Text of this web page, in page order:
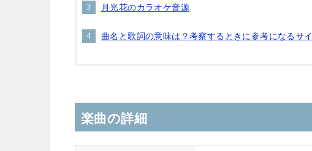
月光花のカラオケ音源
曲名と歌詞の意味は？考察するときに参考になるサ
楽曲の詳細